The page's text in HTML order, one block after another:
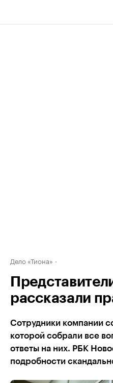
Дело «Тиона»
рассказали
Сотрудники компании
которой собрали все
ответы на них. РБК
подробности